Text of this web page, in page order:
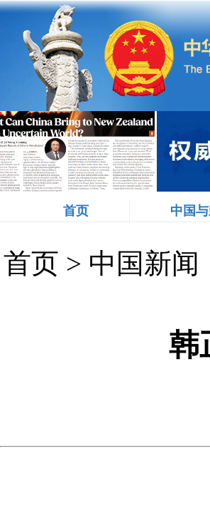
首页 中国
首页 > 中国新闻
韩